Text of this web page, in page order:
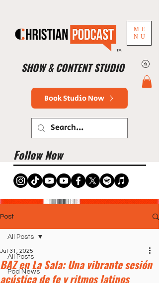
ME
NU
SHOW & CONTENT STUDIO
™
Book Studio Now
Follow Now
Post
All Posts
Pod News
All Posts
BAZ en La Sala: Una vibrante sesión
acústica de fe y ritmos latinos
Jul 31, 2025